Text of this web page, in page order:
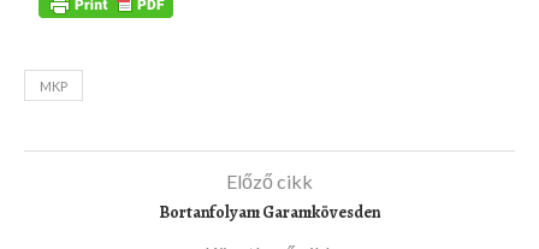
MKP
Előző cikk
Bortanfolyam Garamkövesden